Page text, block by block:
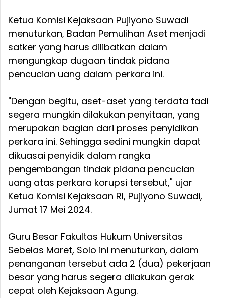
Ketua Komisi Kejaksaan Pujiyono Suwadi
menuturkan, Badan Pemulihan Aset menjadi
satker yang harus dilibatkan dalam
mengungkap dugaan tindak pidana
pencucian uang dalam perkara ini.
"Dengan begitu, aset-aset yang terdata tadi
segera mungkin dilakukan penyitaan, yang
merupakan bagian dari proses penyidikan
perkara ini. Sehingga sedini mungkin dapat
dikuasai penyidik dalam rangka
pengembangan tindak pidana pencucian
uang atas perkara korupsi tersebut," ujar
Ketua Komisi Kejaksaan RI, Pujiyono Suwadi,
Jumat 17 Mei 2024.
Guru Besar Fakultas Hukum Universitas
Sebelas Maret, Solo ini menuturkan, dalam
penanganan tersebut ada 2 (dua) pekerjaan
besar yang harus segera dilakukan gerak
cepat oleh Kejaksaan Agung.